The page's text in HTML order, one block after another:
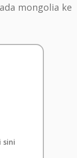
mongolia ke
sini